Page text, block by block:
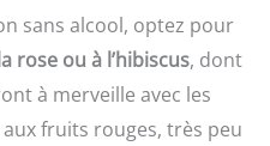
sans alcool, optez pour
rose ou à l’hibiscus, dont
à merveille avec les
fruits rouges, très peu